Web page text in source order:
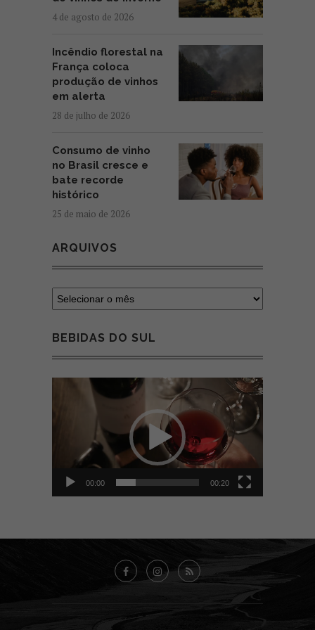
4 de agosto de 2026
Incêndio florestal na
França coloca
produção de vinhos
em alerta
28 de julho de 2026
Consumo de vinho
no Brasil cresce e
bate recorde
histórico
25 de maio de 2026
ARQUIVOS
BEBIDAS DO SUL
00:00 00:20